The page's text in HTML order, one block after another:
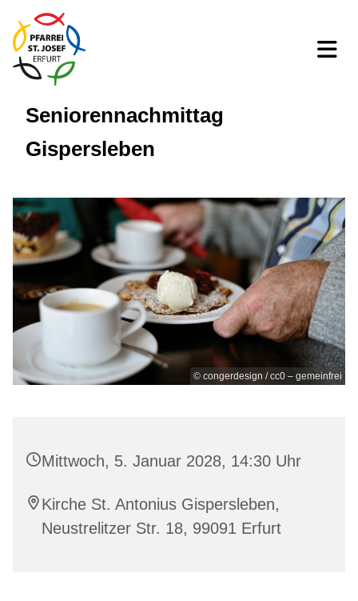
Seniorennachmittag
Gispersleben
© congerdesign / cc0 – gemeinfrei
Mittwoch, 5. Januar 2028, 14:30 Uhr
Kirche St. Antonius Gispersleben,
Neustrelitzer Str. 18, 99091 Erfurt